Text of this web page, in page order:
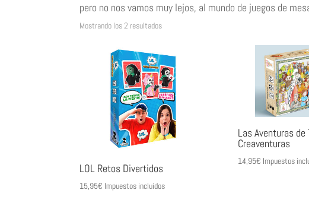
pero no nos vamos muy lejos, al mundo de juegos de
Mostrando los 2 resultadosOrdenado
últimos
LOL Retos Divertidos
15,95€ Impuestos incluidos
Las Aventuras de
Creaventuras
14,95€ Impuestos